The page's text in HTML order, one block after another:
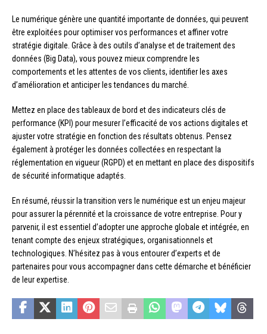
Le numérique génère une quantité importante de données, qui peuvent
être exploitées pour optimiser vos performances et affiner votre
stratégie digitale. Grâce à des outils d’analyse et de traitement des
données (Big Data), vous pouvez mieux comprendre les
comportements et les attentes de vos clients, identifier les axes
d’amélioration et anticiper les tendances du marché.
Mettez en place des tableaux de bord et des indicateurs clés de
performance (KPI) pour mesurer l’efficacité de vos actions digitales et
ajuster votre stratégie en fonction des résultats obtenus. Pensez
également à protéger les données collectées en respectant la
réglementation en vigueur (RGPD) et en mettant en place des dispositifs
de sécurité informatique adaptés.
En résumé, réussir la transition vers le numérique est un enjeu majeur
pour assurer la pérennité et la croissance de votre entreprise. Pour y
parvenir, il est essentiel d’adopter une approche globale et intégrée, en
tenant compte des enjeux stratégiques, organisationnels et
technologiques. N’hésitez pas à vous entourer d’experts et de
partenaires pour vous accompagner dans cette démarche et bénéficier
de leur expertise.